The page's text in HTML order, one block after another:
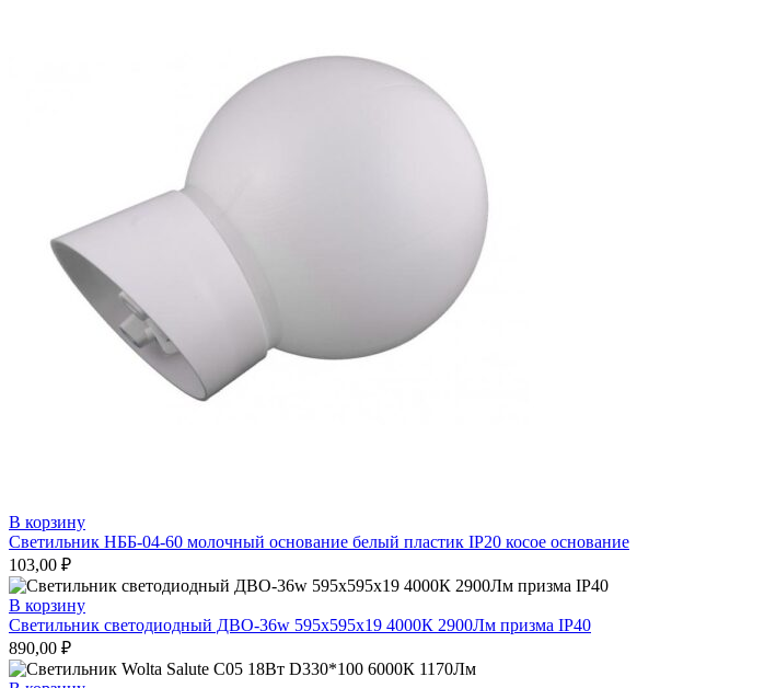
В корзину
Светильник НББ-04-60 молочный основание белый пластик IP20 косое основание
103,00 ₽
В корзину
Светильник светодиодный ДВО-36w 595х595х19 4000К 2900Лм призма IP40
890,00 ₽